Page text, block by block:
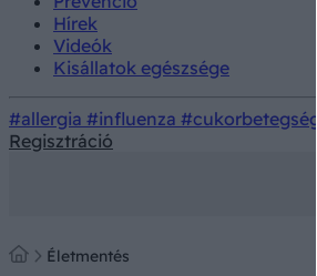
Hírek
Videók
Kisállatok egészsége
#allergia #influenza #cukorbetegség
Regisztráció
Életmentés